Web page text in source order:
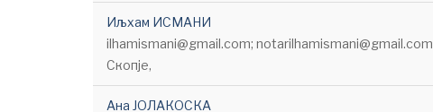
Иљхам ИСМАНИ
ilhamismani@gmail.com; notarilhamismani@gmail.com
Скопје,
Ана ЈОЛАКОСКА